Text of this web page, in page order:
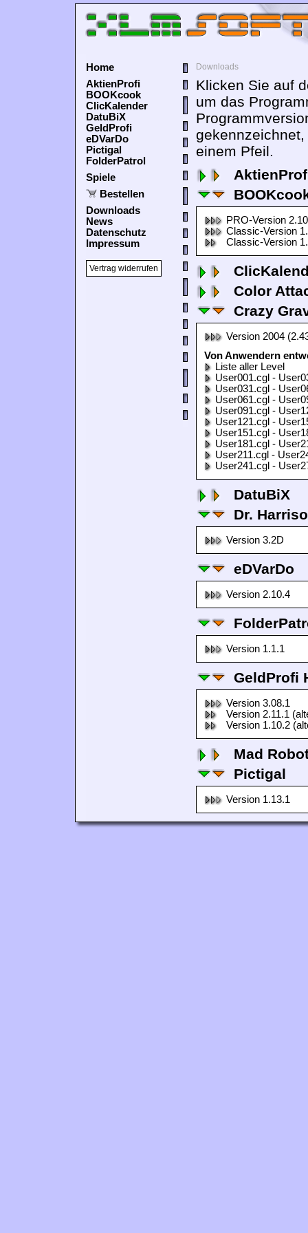
Home
AktienProfi
BOOKcook
ClicKalender
DatuBiX
GeldProfi
eDVarDo
Pictigal
FolderPatrol
Spiele
Bestellen
Downloads
News
Datenschutz
Impressum
Vertrag widerrufen
Downloads
Klicken Sie auf
um das
einem Pfeil.
PRO-Version
Classic-Version
Classic-Version
Color
Crazy
Version 2004
Von Anwendern
Liste aller Level
User001.cgl -
User031.cgl -
User061.cgl -
User091.cgl -
User121.cgl -
User151.cgl -
User181.cgl -
User211.cgl -
User241.cgl -
DatuBiX
Dr.
Version 3.2D
eDVarDo
Version 2.10.4
Version 1.1.1
GeldProfi
Version 3.08.1
Version 2.11.1
Version 1.10.2
Mad
Pictigal
Version 1.13.1